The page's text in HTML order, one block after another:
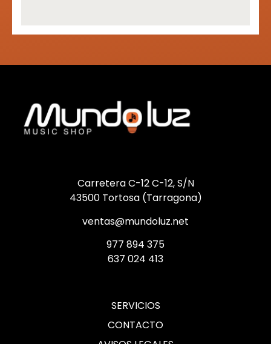
Carretera C-12 C-12, S/N
43500 Tortosa (Tarragona)
ventas@mundoluz.net
977 894 375
637 024 413
SERVICIOS
CONTACTO